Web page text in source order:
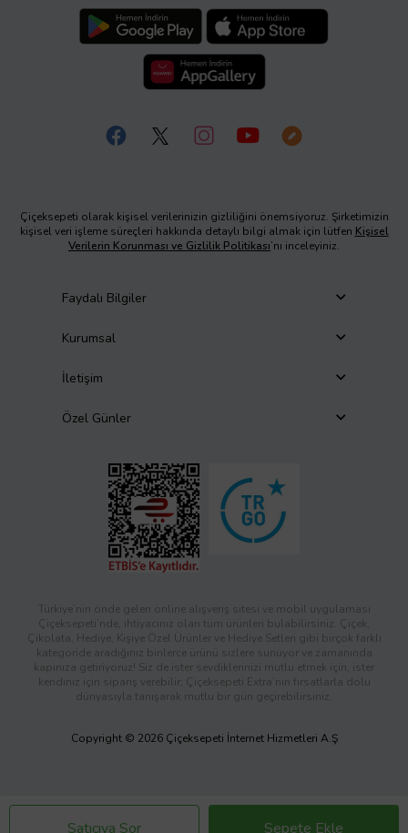
Satıcıya Sor Sepete Ekle
Çiçeksepeti olarak kişisel verilerinizin gizliliğini önemsiyoruz. Şirketimizin
kişisel veri işleme süreçleri hakkında detaylı bilgi almak için lütfen Kişisel
Verilerin Korunması ve Gizlilik Politikası’nı inceleyiniz.
Faydalı Bilgiler
Kurumsal
İletişim
Özel Günler
Türkiye’nin önde gelen online alışveriş sitesi ve mobil uygulaması
Çiçeksepeti’nde, ihtiyacınız olan tüm ürünleri bulabilirsiniz. Çiçek,
Çikolata, Hediye, Kişiye Özel Ürünler ve Hediye Setleri gibi birçok farklı
kategoride aradığınız binlerce ürünü sizlere sunuyor ve zamanında
kapınıza getiriyoruz! Siz de ister sevdiklerinizi mutlu etmek için, ister
kendiniz için sipariş verebilir; Çiçeksepeti Extra’nın fırsatlarla dolu
dünyasıyla tanışarak mutlu bir gün geçirebilirsiniz.
Copyright © 2026 Çiçeksepeti İnternet Hizmetleri A.Ş